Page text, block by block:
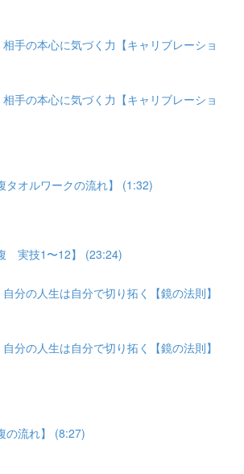
手の本心に気づく力【キャリブレーショ
手の本心に気づく力【キャリブレーショ
タオルワークの流れ】 (1:32)
実技1〜12】 (23:24)
分の人生は自分で切り拓く【鏡の法則】
分の人生は自分で切り拓く【鏡の法則】
の流れ】 (8:27)